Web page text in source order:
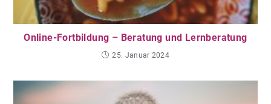
Online-Fortbildung – Beratung und Lernberatung
25. Januar 2024